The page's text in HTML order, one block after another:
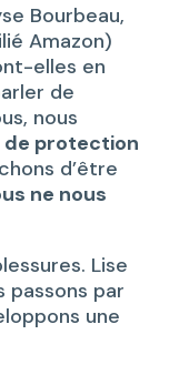
Bourbeau,
Amazon)
elles en
de
nous
de protection
d’être
ne nous
Lise
passons par
une